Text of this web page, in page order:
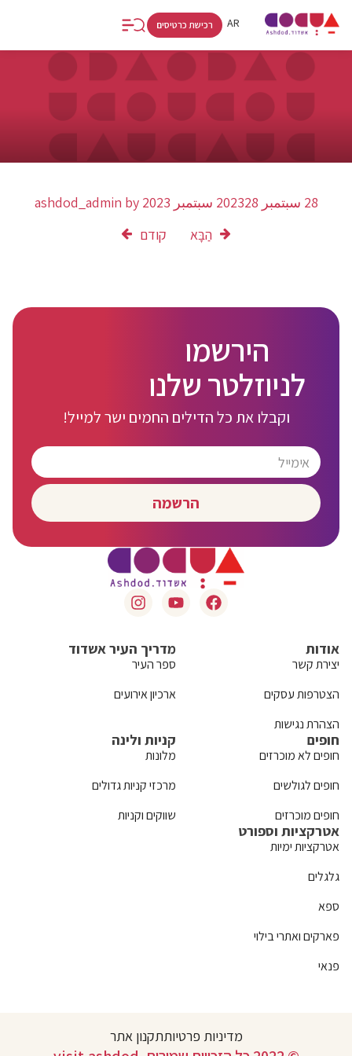
AR
HE
רכישת כרטיסים
28 سبتمبر 2023 28 سبتمبر 2023 by
ashdod_admin
קודם
הַבָּא
הירשמו
לניוזלטר שלנו
וקבלו את כל הדילים החמים ישר למייל!
הרשמה
אודות
יצירת קשר
הצטרפות עסקים
הצהרת נגישות
מדריך העיר אשדוד
ספר העיר
ארכיון אירועים
חופים
חופים לא מוכרזים
חופים לגולשים
חופים מוכרזים
קניות ולינה
מלונות
מרכזי קניות גדולים
שווקים וקניות
אטרקציות וספורט
אטרקציות ימיות
גלגלים
ספא
פארקים ואתרי בילוי
פנאי
מדיניות פרטיותתקנון אתר